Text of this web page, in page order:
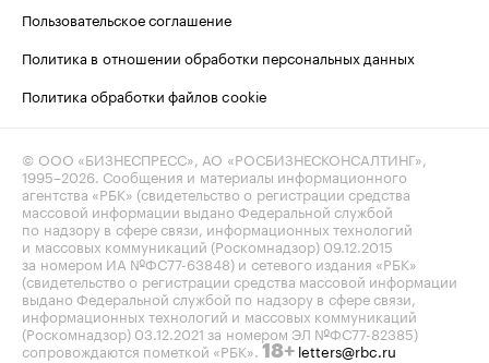
Пользовательское соглашение
Политика в отношении обработки персональных данных
Политика обработки файлов cookie
© ООО «БИЗНЕСПРЕСС», АО «РОСБИЗНЕСКОНСАЛТИНГ»,
1995–2026 . Сообщения и материалы информационного
агентства «РБК» (свидетельство о регистрации средства
массовой информации выдано Федеральной службой
по надзору в сфере связи, информационных технологий
и массовых коммуникаций (Роскомнадзор) 09.12.2015
за номером ИА №ФС77-63848) и сетевого издания «РБК»
(свидетельство о регистрации средства массовой информации
выдано Федеральной службой по надзору в сфере связи,
информационных технологий и массовых коммуникаций
(Роскомнадзор) 03.12.2021 за номером ЭЛ №ФС77-82385)
сопровождаются пометкой «РБК». 18+ letters@rbc.ru